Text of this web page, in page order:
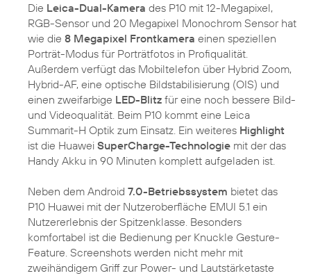
Die Leica-Dual-Kamera des P10 mit 12-Megapixel,
RGB-Sensor und 20 Megapixel Monochrom Sensor hat
wie die 8 Megapixel Frontkamera einen speziellen
Porträt-Modus für Porträtfotos in Profiqualität.
Außerdem verfügt das Mobiltelefon über Hybrid Zoom,
Hybrid-AF, eine optische Bildstabilisierung (OIS) und
einen zweifarbige LED-Blitz für eine noch bessere Bild-
und Videoqualität. Beim P10 kommt eine Leica
Summarit-H Optik zum Einsatz. Ein weiteres Highlight
ist die Huawei SuperCharge-Technologie mit der das
Handy Akku in 90 Minuten komplett aufgeladen ist.
Neben dem Android 7.0-Betriebssystem bietet das
P10 Huawei mit der Nutzeroberfläche EMUI 5.1 ein
Nutzererlebnis der Spitzenklasse. Besonders
komfortabel ist die Bedienung per Knuckle Gesture-
Feature. Screenshots werden nicht mehr mit
zweihändigem Griff zur Power- und Lautstärketaste